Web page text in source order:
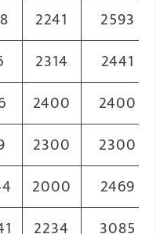
2241
2593
2314
2441
2400
2400
2300
2300
2000
2469
2234
3085